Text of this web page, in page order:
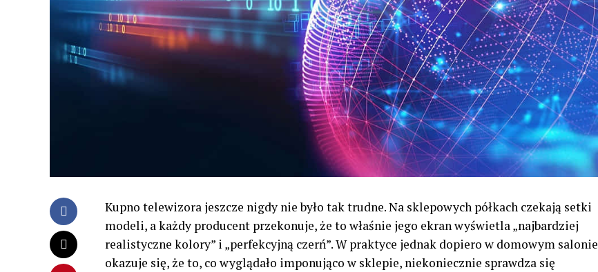
Kupno telewizora jeszcze nigdy nie było tak trudne. Na sklepowych półkach czekają setki
modeli, a każdy producent przekonuje, że to właśnie jego ekran wyświetla „najbardziej
realistyczne kolory” i „perfekcyjną czerń”. W praktyce jednak dopiero w domowym salonie
okazuje się, że to, co wyglądało imponująco w sklepie, niekoniecznie sprawdza się